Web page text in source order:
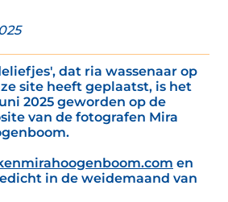
dat ria wassenaar op
site heeft geplaatst, is het
2025 geworden op de
van de fotografen Mira
en
in de weidemaand van